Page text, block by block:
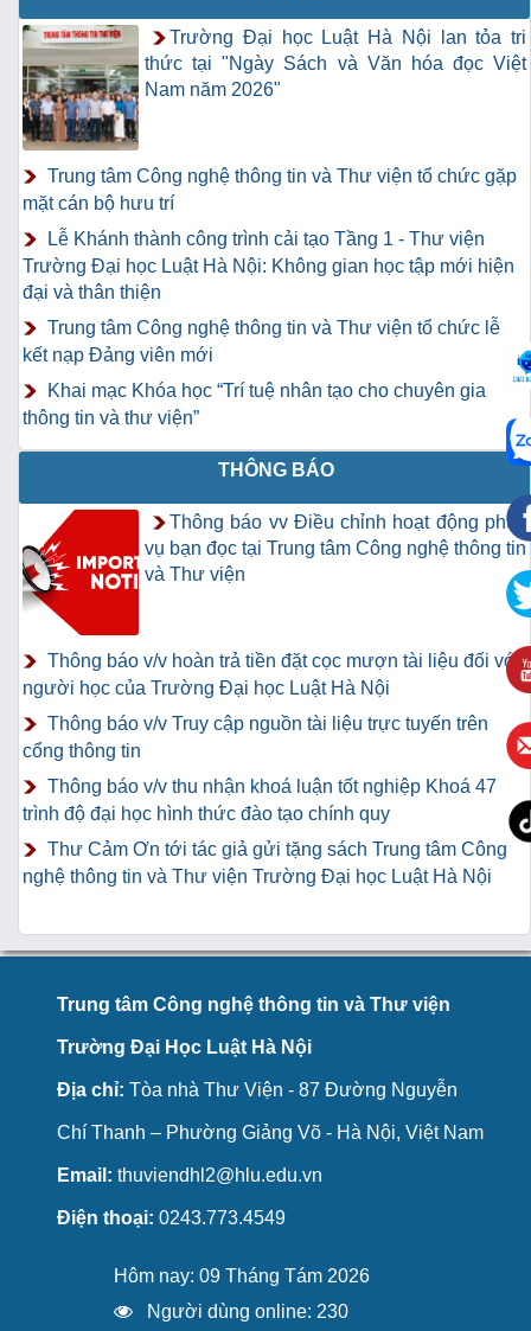
Trường Đại học Luật Hà Nội lan tỏa tri
thức tại "Ngày Sách và Văn hóa đọc Việt
Nam năm 2026"
Trung tâm Công nghệ thông tin và Thư viện tổ chức gặp
mặt cán bộ hưu trí
Lễ Khánh thành công trình cải tạo Tầng 1 - Thư viện
Trường Đại học Luật Hà Nội: Không gian học tập mới hiện
đại và thân thiện
Trung tâm Công nghệ thông tin và Thư viện tổ chức lễ
kết nạp Đảng viên mới
Khai mạc Khóa học “Trí tuệ nhân tạo cho chuyên gia
thông tin và thư viện”
THÔNG BÁO
Thông báo vv Điều chỉnh hoạt động phục
vụ bạn đọc tại Trung tâm Công nghệ thông tin
và Thư viện
Thông báo v/v hoàn trả tiền đặt cọc mượn tài liệu đối với
người học của Trường Đại học Luật Hà Nội
Thông báo v/v Truy cập nguồn tài liệu trực tuyến trên
cổng thông tin
Thông báo v/v thu nhận khoá luận tốt nghiệp Khoá 47
trình độ đại học hình thức đào tạo chính quy
Thư Cảm Ơn tới tác giả gửi tặng sách Trung tâm Công
nghệ thông tin và Thư viện Trường Đại học Luật Hà Nội
Trung tâm Công nghệ thông tin và Thư viện
Trường Đại Học Luật Hà Nội
Địa chỉ: Tòa nhà Thư Viện - 87 Đường Nguyễn
Chí Thanh – Phường Giảng Võ - Hà Nội, Việt Nam
Email: thuviendhl2@hlu.edu.vn
Điện thoại: 0243.773.4549
Hôm nay: 09 Tháng Tám 2026
Người dùng online: 230